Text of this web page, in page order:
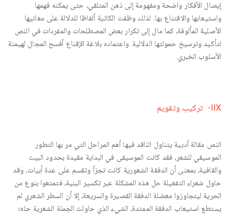
إيصال الأفكار واضحة ومفهومة إلى ذهن المتلقي، حتى يمكنه فهمها
واستيعابها والاقتناع بها. لذلك وظفت الكاتبة ألفاظا للدلالة على معانيها
الأصلية المألوفة، كما مال إلى تكرار بعض المصطلحات والمفردات في النص
لتأكيد وترسيخ حمولتها الدلالية. واعتماده بلاغة الإقناع أفسح المجال لهيمنة
الأسلوب الخبري.
IIX- تركيب وتقويم
النص مقالة أدبية يتناول الناقد فيها أهم المراحل التي مر بها التطور
الموسيقي للشعر، فقد كانت الموسيقى في البداية مقيدة بحدود البيت
والقافية، بمعنى أن الدفقة الشعورية كانت تجزأ وتقسم على عدة أبيات، وقد
حاول شعراء التفعيلة حل هذه المشكلة عبر تكسير البنية، فتمتعوا بنوع من
الحرية ليتجاوزوا معضلة الدفقة القصيرة والسريعة، إلا أن السطر الشعري لم
يستطع استيعاب الدفقة الممتدة، الشيء الذي حاولت الجملة الشعرية حله؛